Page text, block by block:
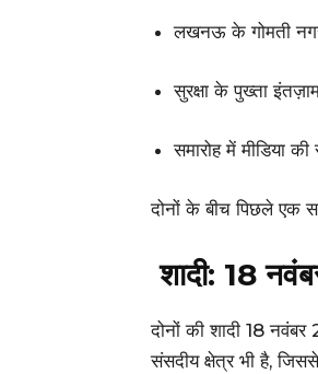
लखनऊ के गोमती
सुरक्षा के पुख्ता
समारोह में मीडिया
दोनों के बीच पिछले एक
शादी: 18
दोनों की शादी 18 नवंबर
संसदीय क्षेत्र भी है,